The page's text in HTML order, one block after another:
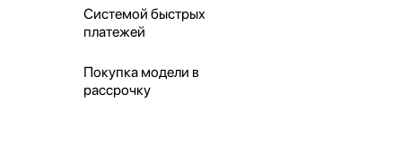
Системой быстрых
платежей
Покупка модели в
рассрочку